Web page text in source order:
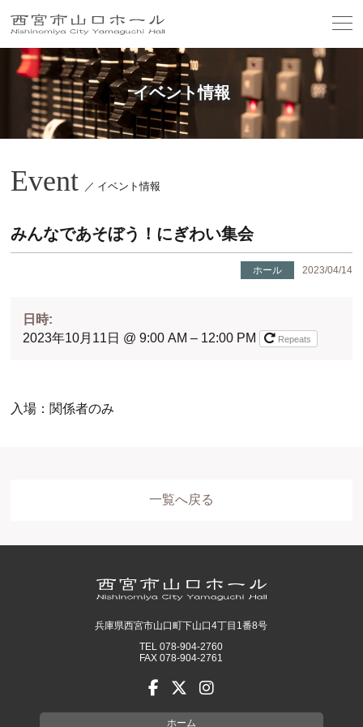
イベント情報
Event ／ イベント情報
みんなであそぼう！にぎわい集会
ホール 2023/04/14
日時:
2023年10月11日 @ 9:00 AM – 12:00 PM
Repeats
入場：関係者のみ
一覧へ戻る
兵庫県西宮市山口町下山口4丁目1番8号
TEL 078-904-2760
FAX 078-904-2761
ホーム